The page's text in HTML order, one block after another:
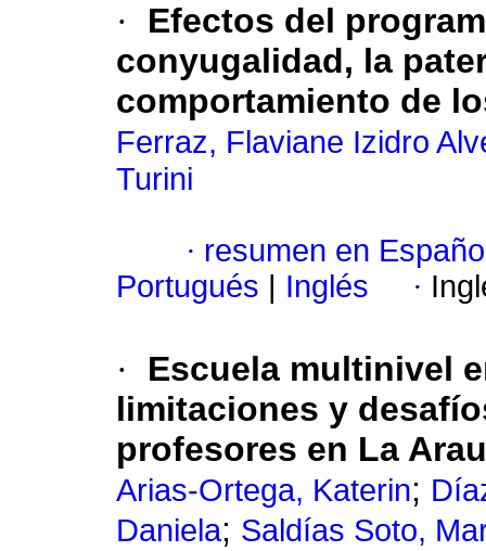
·
Efectos del
conyugalidad, la
comportamiento de
Ferraz, Flaviane Izidro
Turini
· resumen en
Portugués
Inglés ·
·
Escuela multinivel
limitaciones y
profesores en La
Arias-Ortega, Katerin;
Daniela; Saldías Soto,